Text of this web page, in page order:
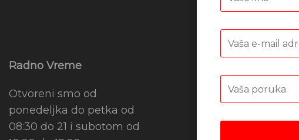
Radno Vreme
Otvoreni smo od
ponedeljka do petka od
08:30 do 21 i subotom od